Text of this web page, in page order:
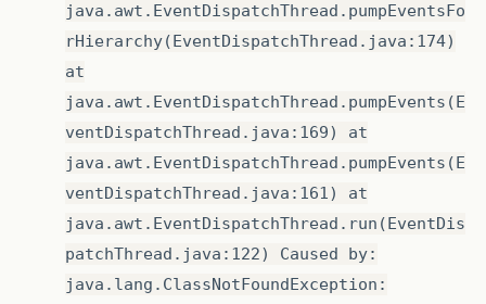
java.awt.EventDispatchThread.pumpEventsFo
rHierarchy(EventDispatchThread.java:174)
at
java.awt.EventDispatchThread.pumpEvents(E
ventDispatchThread.java:169) at
java.awt.EventDispatchThread.pumpEvents(E
ventDispatchThread.java:161) at
java.awt.EventDispatchThread.run(EventDis
patchThread.java:122) Caused by:
java.lang.ClassNotFoundException: